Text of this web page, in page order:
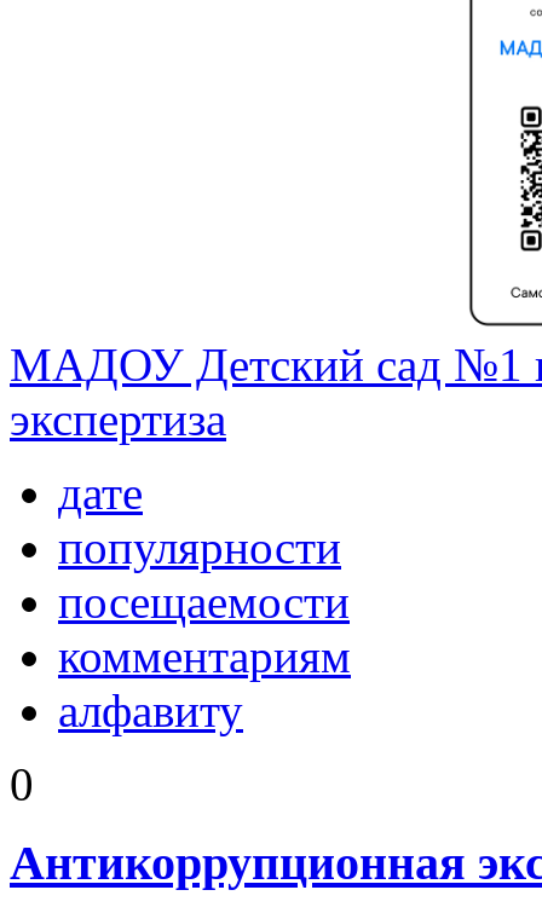
МАДОУ Детский сад №1
экспертиза
дате
популярности
посещаемости
комментариям
алфавиту
0
Антикоррупционная